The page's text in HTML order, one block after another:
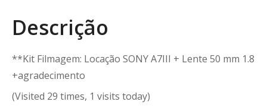
+agradecimento
Descrição
**Kit Filmagem: Locação SONY A7III + Lente 50 mm 1.8
+agradecimento
(Visited 29 times, 1 visits today)